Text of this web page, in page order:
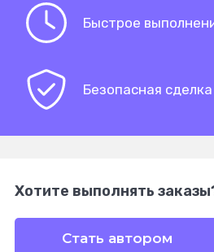
Быстрое
Безопасная сделка
Хотите выполнять
Стать автором